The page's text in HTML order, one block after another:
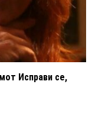
Исправи се,